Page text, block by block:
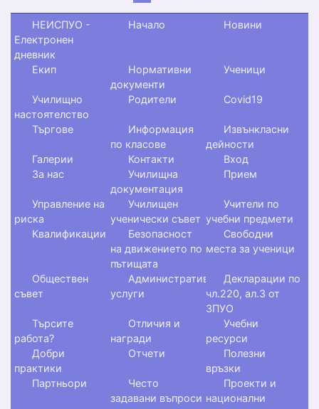
НЕИСПУО -
Електронен
дневник
Начало Новини
Екип
Нормативни
документи
Ученици
Училищно
настоятелство
Родители Covid19
Търгове
Информация
по класове
Извънкласни
дейности
Галерии
Контакти
Вход
За нас
Училищна
документация
Прием
Управление на
риска
Училищен
ученически съвет
Учители по
учебни предмети
Квалификации
Безопасност
на движението по
пътищата
Свободни
места за ученици
Обществен
съвет
Административни
услуги
Декларации по
чл.220, ал.3 от
ЗПУО
Търсите
работа?
Отличия и
награди
Учебни
ресурси
Добри
практики
Отчети
Полезни
връзки
Партньори
Често
задавани въпроси
Проекти и
национални